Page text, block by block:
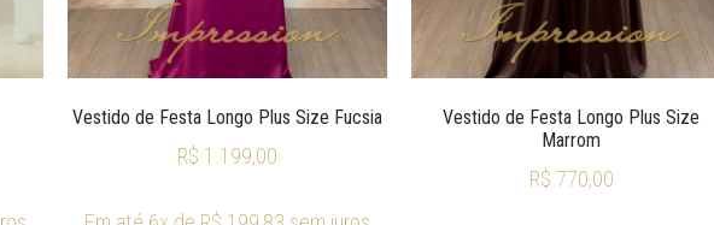
Vestido de Festa Longo Plus Size Fucsia
R$ 1.199,00
Vestido de Festa Longo Plus Size
Marrom
R$ 770,00